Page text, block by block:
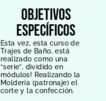
objetivos
específicos
Esta vez, esta curso de
Trajes de Baño, está
realizado como una
“serie”, dividido en
módulos! Realizando la
Moldería (patronaje) el
corte y la confección.